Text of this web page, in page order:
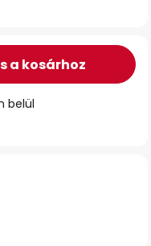
a kosárhoz
belül